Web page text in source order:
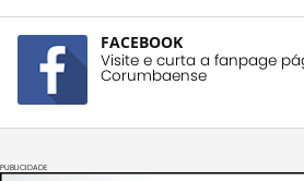
FACEBOOK
Visite e curta a fanpage
Corumbaense
PUBLICIDADE